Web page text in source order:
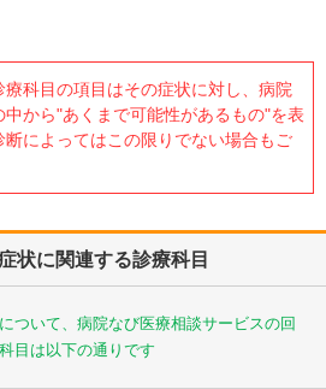
科目の項目はその症状に対し、病院
から"あくまで可能性があるもの"を表
によってはこの限りでない場合もご
状に関連する診療科目
ついて、病院なび医療相談サービスの回
目は以下の通りです